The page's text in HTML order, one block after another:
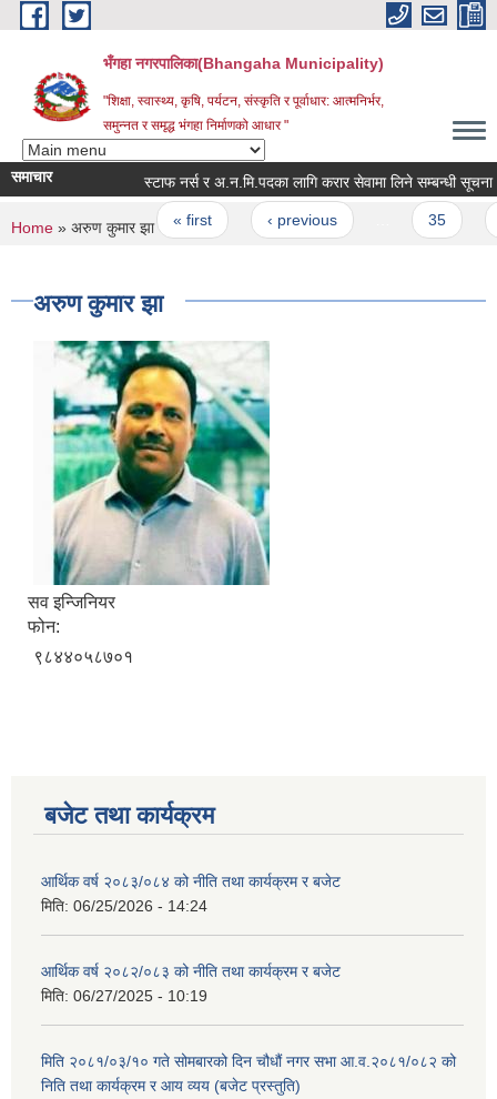
Skip to main content
भँगहा नगरपालिका(Bhangaha Municipality)
"शिक्षा, स्वास्थ्य, कृषि, पर्यटन, संस्कृति र पूर्वाधार: आत्मनिर्भर,
समुन्नत र समृद्ध भंगहा निर्माणको आधार "
समाचार स्टाफ नर्स र अ.न.मि.पदका लागि करार सेवामा लिने सम्बन्धी सूचना |
Pages
« first ‹ previous
You are here
Home » अरुण कुमार झा
अरुण कुमार झा
सव इन्जिनियर
फोन:
९८४४०५८७०१
बजेट तथा कार्यक्रम
आर्थिक वर्ष २०८३/०८४ को नीति तथा कार्यक्रम र बजेट
मिति: 06/25/2026 - 14:24
आर्थिक वर्ष २०८२/०८३ को नीति तथा कार्यक्रम र बजेट
मिति: 06/27/2025 - 10:19
मिति २०८१/०३/१० गते सोमबारको दिन चौधौं नगर सभा आ.व.२०८१/०८२ को
निति तथा कार्यक्रम र आय व्यय (बजेट प्रस्तुति)